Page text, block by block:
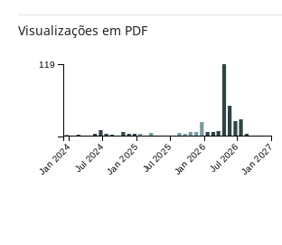
Visualizações em PDF
Jan 2024Jul 2024Jan 2025Jul 2025Jan 2026Jul 2026Jan 2027
119